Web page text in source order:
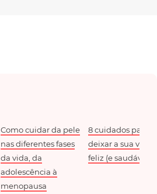
Como cuidar da pele
nas diferentes fases
da vida, da
adolescência à
menopausa
8 cuidados para
deixar a sua
feliz (e saudável)